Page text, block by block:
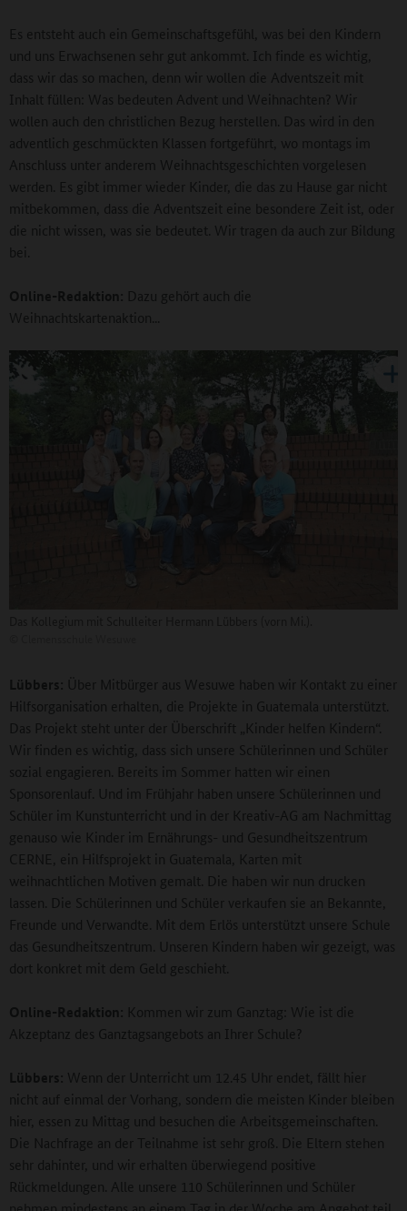
Es entsteht auch ein Gemeinschaftsgefühl, was bei den Kindern
und uns Erwachsenen sehr gut ankommt. Ich finde es wichtig,
dass wir das so machen, denn wir wollen die Adventszeit mit
Inhalt füllen: Was bedeuten Advent und Weihnachten? Wir
wollen auch den christlichen Bezug herstellen. Das wird in den
adventlich geschmückten Klassen fortgeführt, wo montags im
Anschluss unter anderem Weihnachtsgeschichten vorgelesen
werden. Es gibt immer wieder Kinder, die das zu Hause gar nicht
mitbekommen, dass die Adventszeit eine besondere Zeit ist, oder
die nicht wissen, was sie bedeutet. Wir tragen da auch zur Bildung
bei.
Online-Redaktion: Dazu gehört auch die
Weihnachtskartenaktion...
Lübbers: Über Mitbürger aus Wesuwe haben wir Kontakt zu einer
Hilfsorganisation erhalten, die Projekte in Guatemala unterstützt.
Das Projekt steht unter der Überschrift „Kinder helfen Kindern“.
Wir finden es wichtig, dass sich unsere Schülerinnen und Schüler
sozial engagieren. Bereits im Sommer hatten wir einen
Sponsorenlauf. Und im Frühjahr haben unsere Schülerinnen und
Schüler im Kunstunterricht und in der Kreativ-AG am Nachmittag
genauso wie Kinder im Ernährungs- und Gesundheitszentrum
CERNE, ein Hilfsprojekt in Guatemala, Karten mit
weihnachtlichen Motiven gemalt. Die haben wir nun drucken
lassen. Die Schülerinnen und Schüler verkaufen sie an Bekannte,
Freunde und Verwandte. Mit dem Erlös unterstützt unsere Schule
das Gesundheitszentrum. Unseren Kindern haben wir gezeigt, was
dort konkret mit dem Geld geschieht.
Online-Redaktion: Kommen wir zum Ganztag: Wie ist die
Akzeptanz des Ganztagsangebots an Ihrer Schule?
Lübbers: Wenn der Unterricht um 12.45 Uhr endet, fällt hier
nicht auf einmal der Vorhang, sondern die meisten Kinder bleiben
hier, essen zu Mittag und besuchen die Arbeitsgemeinschaften.
Die Nachfrage an der Teilnahme ist sehr groß. Die Eltern stehen
sehr dahinter, und wir erhalten überwiegend positive
Rückmeldungen. Alle unsere 110 Schülerinnen und Schüler